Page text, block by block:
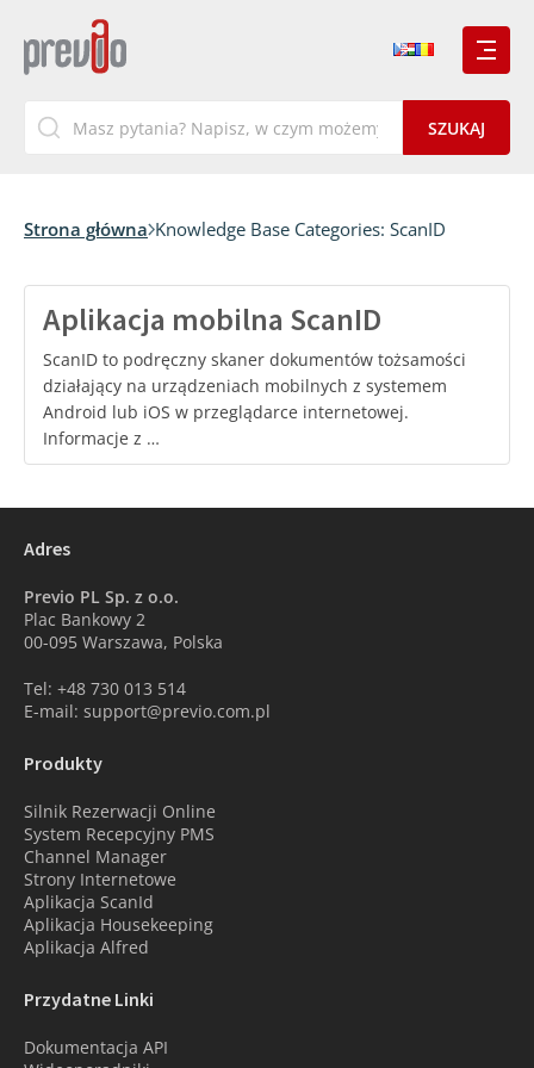
Strona główna Knowledge Base Categories: ScanID
Aplikacja mobilna ScanID
ScanID to podręczny skaner dokumentów tożsamości
działający na urządzeniach mobilnych z systemem
Android lub iOS w przeglądarce internetowej.
Informacje z …
Adres
Previo PL Sp. z o.o.
Plac Bankowy 2
00-095 Warszawa, Polska
Tel: +48 730 013 514
E-mail: support@previo.com.pl
Produkty
Silnik Rezerwacji Online
System Recepcyjny PMS
Channel Manager
Strony Internetowe
Aplikacja ScanId
Aplikacja Housekeeping
Aplikacja Alfred
Przydatne Linki
Dokumentacja API